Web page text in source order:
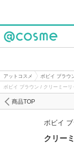
アットコスメ ボビイ ブラウ
ボビイ ブラウン / クリーミー
商品TOP
ボビイ
クリー